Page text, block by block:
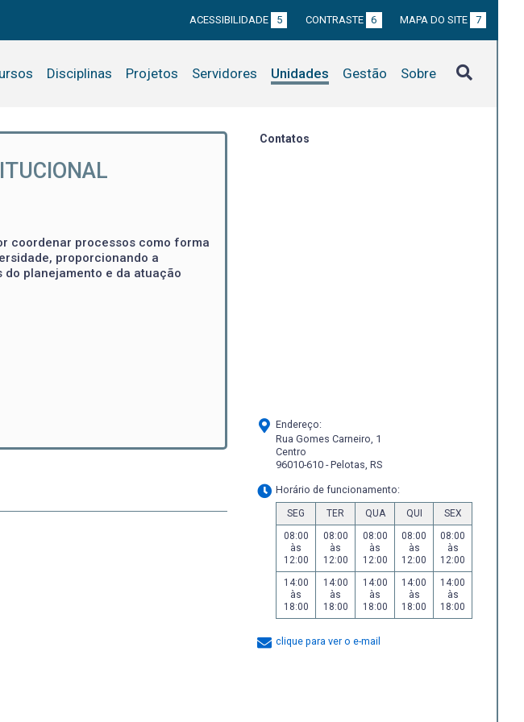
ACESSIBILIDADE 5 CONTRASTE 6 MAPA DO SITE 7
Disciplinas Projetos Servidores Unidades Gestão Sobre
coordenar processos como forma
proporcionando a
planejamento e da atuação
Contatos
Endereço:
Rua Gomes Carneiro, 1
Centro
96010-610 - Pelotas, RS
Horário de funcionamento:
SEG TER QUA QUI
SEX
08:00
às
12:00
08:00
às
12:00
08:00
às
12:00
08:00
às
12:00
08:00
às
12:00
14:00
às
18:00
14:00
às
18:00
14:00
às
18:00
14:00
às
18:00
14:00
às
18:00
clique para ver o e-mail